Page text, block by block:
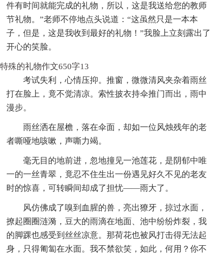
件有时间就能完成的礼物，所以，这是我送给您的教师
节礼物。”老师不停地点头说道：“这虽然只是一本本
子，但是，这是我收到最好的礼物！”我脸上立刻露出了
开心的笑脸。
特殊的礼物作文650字13
考试失利，心情压抑。推窗，微微清风夹杂着雨丝
打在脸上，竟不觉清凉。索性披衣持伞推门而出，雨中
漫步。
雨丝洒在屋檐，落在伞面，却如一位风烛残年的老
者嘶哑地咳嗽，声嘶力竭。
毫无目的地前进，忽地撞见一池莲花，是阴郁中唯
一的一丝青翠，竟忍不住生出一份遇见好久不见的老友
时的惊喜，可转瞬间却成了担忧——雨大了。
风仿佛成了嗅到血腥的兽，亮出獠牙，掠过水面，
撩起圈圈涟漪，豆大的雨滴在地面、池中纷纷炸裂，我
的脚踝也感受到丝丝凉意。那荷花也被风打击得无法起
身，只得匍匐在水面。我不禁欲笑，如此，何用？你不